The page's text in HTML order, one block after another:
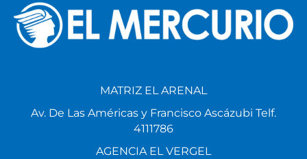
MATRIZ EL ARENAL
Av. De Las Américas y Francisco Ascázubi Telf.
4111786
AGENCIA EL VERGEL